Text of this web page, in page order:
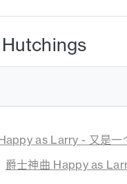
Happy as Larry - 又是一
爵士神曲 Happy as